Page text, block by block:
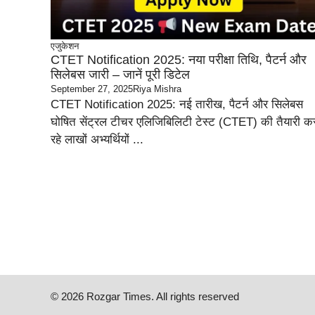
एजुकेशन
CTET Notification 2025: नया परीक्षा तिथि, पैटर्न और
सिलेबस जारी – जानें पूरी डिटेल
September 27, 2025Riya Mishra
CTET Notification 2025: नई तारीख, पैटर्न और सिलेबस
घोषित सेंट्रल टीचर एलिजिबिलिटी टेस्ट (CTET) की तैयारी
रहे लाखों अभ्यर्थियों ...
© 2026 Rozgar Times. All rights reserved